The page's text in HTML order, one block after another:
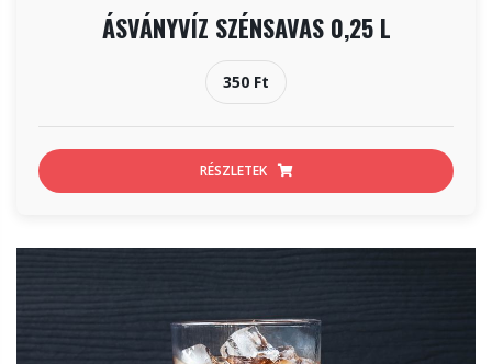
ÁSVÁNYVÍZ SZÉNSAVAS 0,25 L
350 Ft
RÉSZLETEK